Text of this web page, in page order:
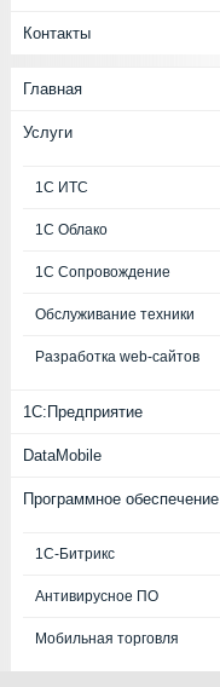
Контакты
Главная
Услуги
1С ИТС
1С Облако
1С Сопровождение
Обслуживание техники
Разработка web-сайтов
1С:Предприятие
DataMobile
Программное обеспечение
1С-Битрикс
Антивирусное ПО
Мобильная торговля